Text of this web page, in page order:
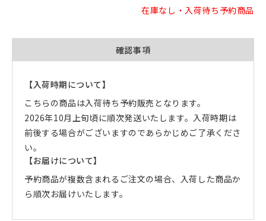
在庫なし・入荷待ち予約商品
確認事項
【入荷時期について】
こちらの商品は入荷待ち予約販売となります。
2026年10月上旬頃に順次発送いたします。入荷時期は
前後する場合がございますのであらかじめご了承くださ
い。
【お届けについて】
予約商品が複数含まれるご注文の場合、入荷した商品か
ら順次お届けいたします。